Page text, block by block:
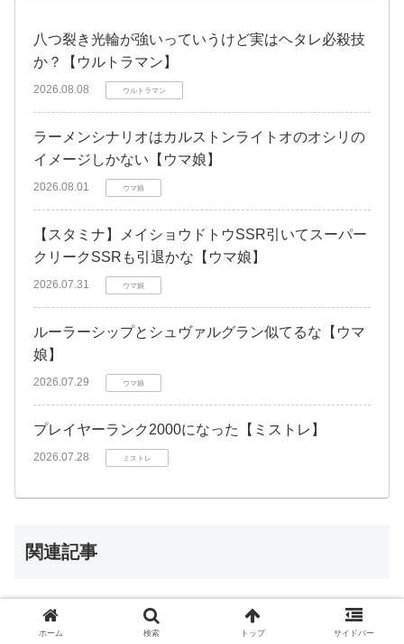
八つ裂き光輪が強いっていうけど実はヘタレ必殺技
か？【ウルトラマン】
2026.08.08 ウルトラマン
ラーメンシナリオはカルストンライトオのオシリの
イメージしかない【ウマ娘】
2026.08.01 ウマ娘
【スタミナ】メイショウドトウSSR引いてスーパー
クリークSSRも引退かな【ウマ娘】
2026.07.31 ウマ娘
ルーラーシップとシュヴァルグラン似てるな【ウマ
娘】
2026.07.29 ウマ娘
プレイヤーランク2000になった【ミストレ】
2026.07.28 ミストレ
関連記事
極石魔装を全部レベル8にしたが、や
ることなくなった感【ミストレ】
ホーム 検索 トップ サイドバー